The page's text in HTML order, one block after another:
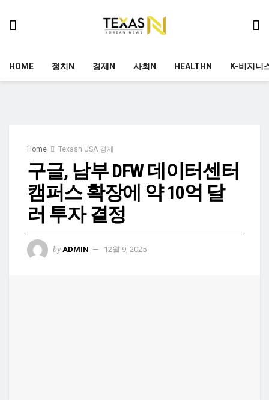
HOME 정치N 경제N 사회N HEALTHN K-비지니
Home Texasn USA 경제
구글, 남부 DFW 데이터센터
캠퍼스 확장에 약 10억 달
러 투자 결정
by ADMIN 12월 9, 2025